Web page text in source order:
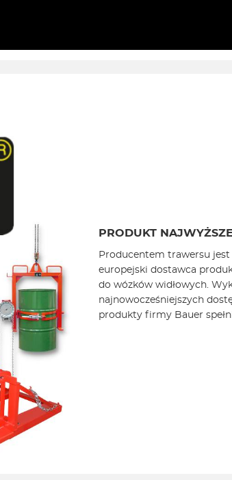
PRODUKT
Producentem trawersu
europejski dostawca
do wózków widłowych.
najnowocześniejszych
produkty firmy Bauer